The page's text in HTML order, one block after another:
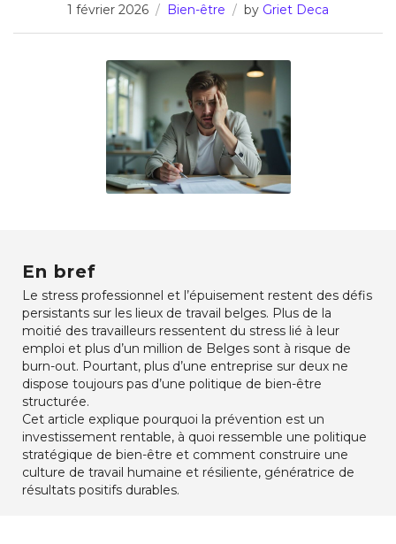
1 février 2026 Bien-être by Griet Deca
En bref
Le stress professionnel et l’épuisement restent des défis
persistants sur les lieux de travail belges. Plus de la
moitié des travailleurs ressentent du stress lié à leur
emploi et plus d’un million de Belges sont à risque de
burn-out. Pourtant, plus d’une entreprise sur deux ne
dispose toujours pas d’une politique de bien-être
structurée.
Cet article explique pourquoi la prévention est un
investissement rentable, à quoi ressemble une politique
stratégique de bien-être et comment construire une
culture de travail humaine et résiliente, génératrice de
résultats positifs durables.